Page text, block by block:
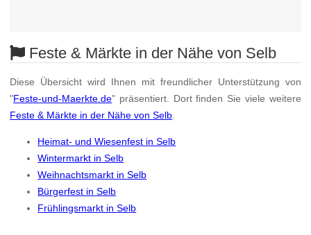
Feste & Märkte in der Nähe von Selb
Diese Übersicht wird Ihnen mit freundlicher Unterstützung von
"Feste-und-Maerkte.de" präsentiert. Dort finden Sie viele weitere
Feste & Märkte in der Nähe von Selb
Heimat- und Wiesenfest in Selb
Wintermarkt in Selb
Weihnachtsmarkt in Selb
Bürgerfest in Selb
Frühlingsmarkt in Selb